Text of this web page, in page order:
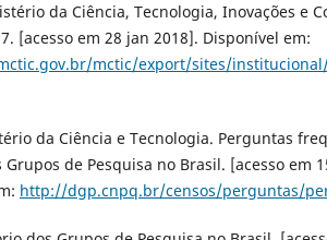
da Ciência, Tecnologia, Inovações e
[acesso em 28 jan 2018]. Disponível em:
mctic/export/sites/institucional/
da Ciência e Tecnologia. Perguntas
de Pesquisa no Brasil. [acesso em
http://dgp.cnpq.br/censos/perguntas/